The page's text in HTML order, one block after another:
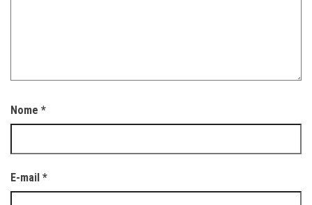
Nome *
E-mail *